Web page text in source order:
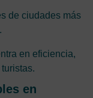
de ciudades más
en eficiencia,
en